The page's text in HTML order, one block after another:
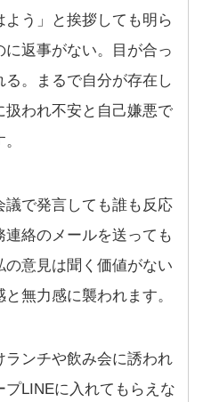
よう」と挨拶しても明ら
に返事がない。目が合っ
る。まるで自分が存在し
扱われ不安と自己嫌悪で
議で発言しても誰も反応
連絡のメールを送っても
意見は聞く価値がない
無力感に襲われます。
ランチや飲み会に誘われ
プLINEに入れてもらえな